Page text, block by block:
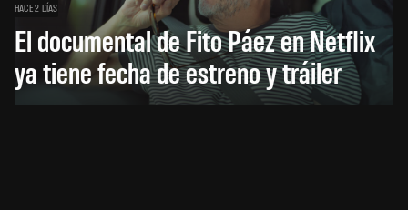
HACE 2 DÍAS
El documental de Fito Páez en Netflix
ya tiene fecha de estreno y tráiler